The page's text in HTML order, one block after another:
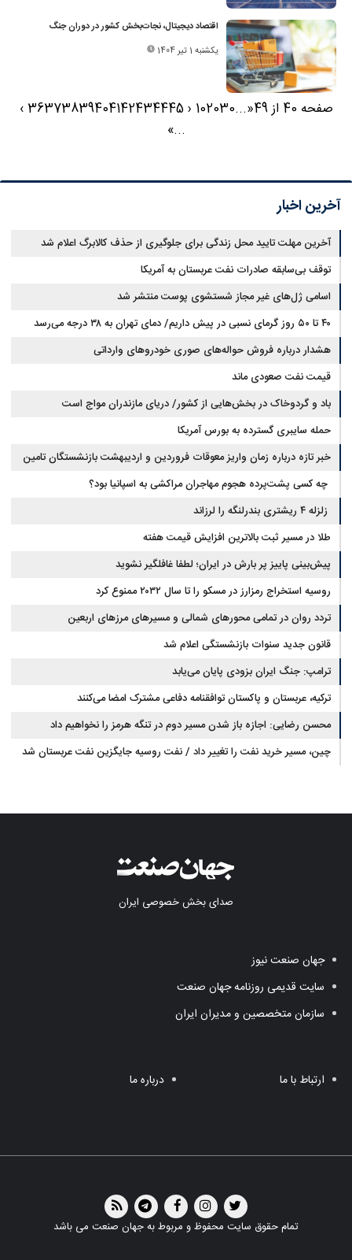
اقتصاد دیجیتال، نجات‌بخش کشور در دوران جنگ
یکشنبه 1 تیر 1404
صفحه 40 از 49 «
...
102030
‹
36373839404142434445
›
...
»
آخرین اخبار
آخرین مهلت تایید محل زندگی برای جلوگیری از حذف کالابرگ اعلام شد
توقف بی‌سابقه صادرات نفت عربستان به آمریکا
اسامی ژل‌های غیر مجاز شستشوی پوست منتشر شد
۴۰ تا ۵۰ روز گرمای نسبی در پیش داریم/ دمای تهران به ۳۸ درجه می‌رسد
هشدار درباره فروش حواله‌های صوری خودروهای وارداتی
قیمت نفت صعودی ماند
باد و گردوخاک در بخش‌هایی از کشور/ دریای مازندران مواج است
حمله سایبری گسترده به بورس آمریکا
خبر تازه درباره زمان واریز معوقات فروردین و اردیبهشت بازنشستگان تامین
اجتماعی
چه کسی پشت‌پرده هجوم مهاجران مراکشی به اسپانیا بود؟
زلزله ۴ ریشتری بندرلنگه را لرزاند
طلا در مسیر ثبت بالاترین افزایش قیمت هفته
پیش‌بینی پاییز پر بارش در ایران؛ لطفا غافلگیر نشوید
روسیه استخراج رمزارز در مسکو را تا سال ۲۰۳۲ ممنوع کرد
تردد روان در تمامی محورهای شمالی و مسیرهای مرزهای اربعین
قانون جدید سنوات بازنشستگی اعلام شد
ترامپ: جنگ ایران بزودی پایان می‌یابد
ترکیه، عربستان و پاکستان توافقنامه دفاعی مشترک امضا می‌کنند
محسن رضایی: اجازه باز شدن مسیر دوم در تنگه هرمز را نخواهیم داد
چین، مسیر خرید نفت را تغییر داد / نفت روسیه جایگزین نفت عربستان شد
صدای بخش خصوصی ایران
جهان صنعت نیوز
سایت قدیمی روزنامه جهان صنعت
سازمان متخصصین و مدیران ایران
ارتباط با ما درباره ما
تمام حقوق سایت محفوظ و مربوط به جهان صنعت می باشد